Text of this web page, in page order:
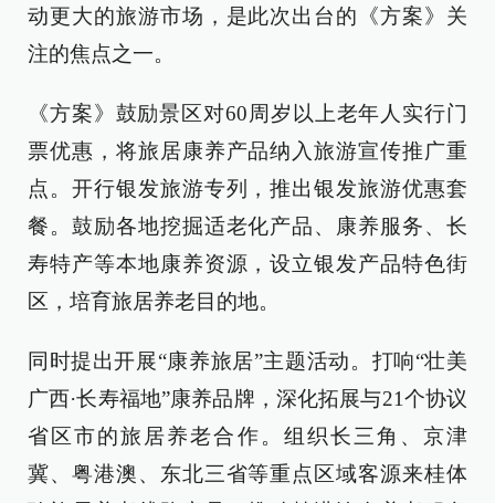
动更大的旅游市场，是此次出台的《方案》关
注的焦点之一。
《方案》鼓励景区对60周岁以上老年人实行门
票优惠，将旅居康养产品纳入旅游宣传推广重
点。开行银发旅游专列，推出银发旅游优惠套
餐。鼓励各地挖掘适老化产品、康养服务、长
寿特产等本地康养资源，设立银发产品特色街
区，培育旅居养老目的地。
同时提出开展“康养旅居”主题活动。打响“壮美
广西·长寿福地”康养品牌，深化拓展与21个协议
省区市的旅居养老合作。组织长三角、京津
冀、粤港澳、东北三省等重点区域客源来桂体